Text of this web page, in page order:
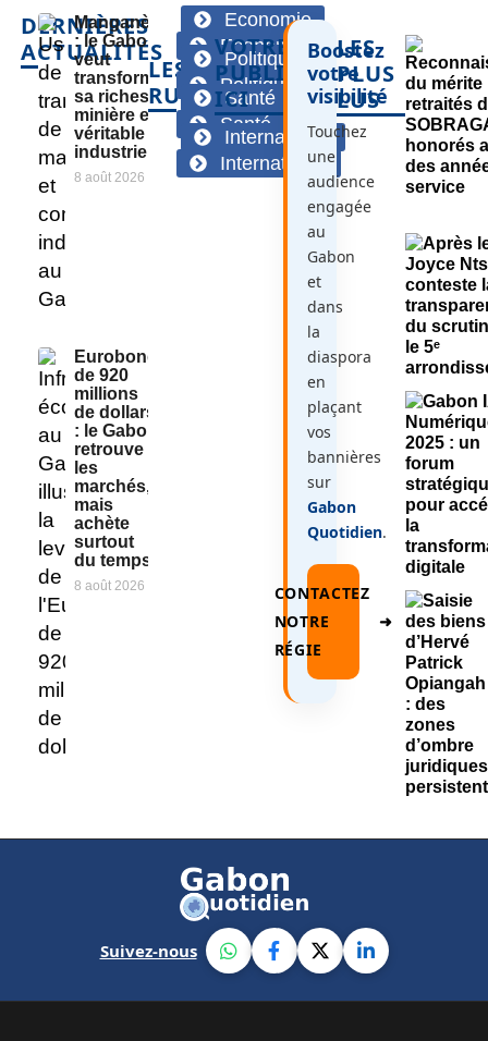
DERNIÈRES
ACTUALITÉS
Manganèse
: le Gabon
veut
transformer
sa richesse
minière en
véritable
industrie
8 août 2026
Eurobond
de 920
millions
de dollars
: le Gabon
retrouve
les
marchés,
mais
achète
surtout
du temps
8 août 2026
LES
RUBRIQUES
Economie
Politique
Santé
International
Economie
Politique
Santé
International
VOTRE
PUBLICITÉ
ICI
Boostez
votre
visibilité
Touchez
une
audience
engagée
au
Gabon
et
dans
la
diaspora
en
plaçant
vos
bannières
sur
Gabon
Quotidien.
CONTACTEZ
NOTRE
RÉGIE
➜
LES
PLUS
LUS
Suivez-nous